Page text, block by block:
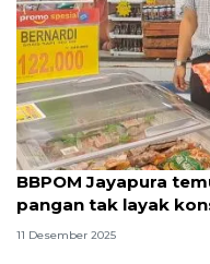
BBPOM Jayapura
pangan tak layak
11 Desember 2025